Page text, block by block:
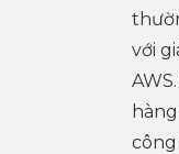
với